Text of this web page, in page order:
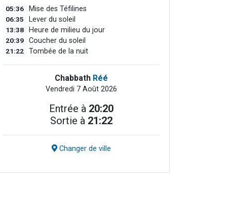
05:36 Mise des Téfilines
06:35 Lever du soleil
13:38 Heure de milieu du jour
20:39 Coucher du soleil
21:22 Tombée de la nuit
Chabbath Réé
Vendredi 7 Août 2026
Entrée à 20:20
Sortie à 21:22
Changer de ville